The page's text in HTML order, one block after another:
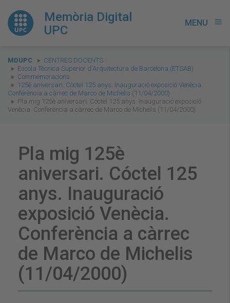
Memòria Digital
UPC
MENU menu
You
are
here:
MDUPC
CENTRES DOCENTS
Escola Tècnica Superior d'Arquitectura de Barcelona (ETSAB)
Commemoracions
125è aniversari. Còctel 125 anys. Inauguració exposició Venècia.
Conferència a càrrec de Marco de Michelis (11/04/2000)
Pla mig 125è aniversari. Cóctel 125 anys. Inauguració exposició
Venècia. Conferència a càrrec de Marco de Michelis (11/04/2000)
Pla mig 125è
aniversari. Cóctel 125
anys. Inauguració
exposició Venècia.
Conferència a càrrec
de Marco de Michelis
(11/04/2000)